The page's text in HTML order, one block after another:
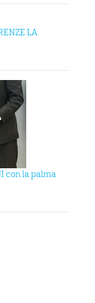
LA
con la palma